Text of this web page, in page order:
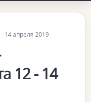
14 апреля 2019
12 - 14